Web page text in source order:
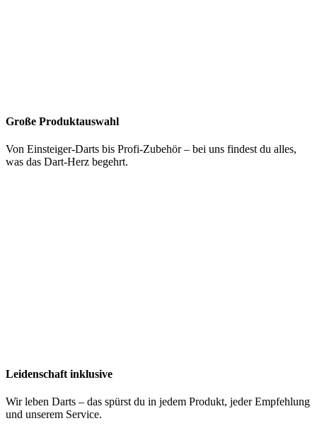
Große Produktauswahl
Von Einsteiger-Darts bis Profi-Zubehör – bei uns findest du alles,
was das Dart-Herz begehrt.
Leidenschaft inklusive
Wir leben Darts – das spürst du in jedem Produkt, jeder Empfehlung
und unserem Service.